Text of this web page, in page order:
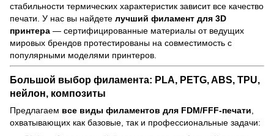
стабильности термических характеристик зависит все качество
печати. У нас вы найдете лучший филамент для 3D
принтера — сертифицированные материалы от ведущих
мировых брендов протестированы на совместимость с
популярными моделями принтеров.
Большой выбор филамента: PLA, PETG, ABS, TPU,
нейлон, композиты
Предлагаем все виды филаментов для FDM/FFF-печати
охватывающих как базовые, так и профессиональные задачи: